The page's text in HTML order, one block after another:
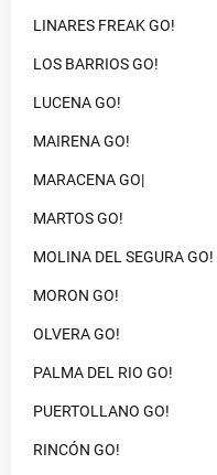
LINARES FREAK GO!
LOS BARRIOS GO!
LUCENA GO!
MAIRENA GO!
MARACENA GO|
MARTOS GO!
MOLINA DEL SEGURA GO!
MORON GO!
OLVERA GO!
PALMA DEL RIO GO!
PUERTOLLANO GO!
RINCÓN GO!